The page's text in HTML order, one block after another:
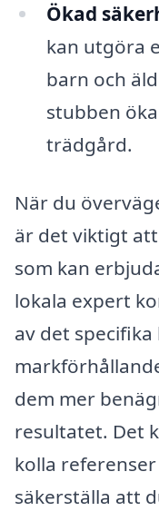
Ökad
kan utgöra
barn och
stubben
trädgård.
När du
är det viktigt
som kan
lokala expert
av det
dem mer
resultatet. Det
kolla
säkerställa att